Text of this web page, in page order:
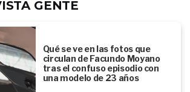
GENTE
Qué se ve en las fotos que
circulan de Facundo Moyano
tras el confuso episodio con
una modelo de 23 años